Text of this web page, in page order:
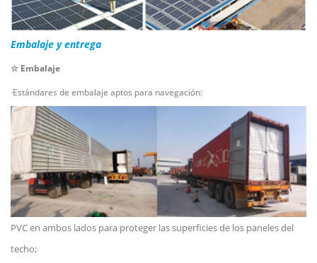
Embalaje y entrega
☆ Embalaje
·Estándares de embalaje aptos para navegación:
PVC en ambos lados para proteger las superficies de los paneles del
techo;